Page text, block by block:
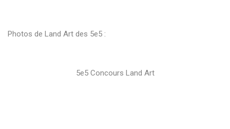
Photos de Land Art des 5e5 :
5e5 Concours Land Art